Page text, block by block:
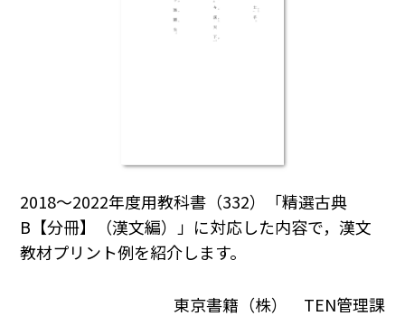
2018～2022年度用教科書（332）「精選古典
B【分冊】（漢文編）」に対応した内容で，漢文
教材プリント例を紹介します。
東京書籍（株） TEN管理課